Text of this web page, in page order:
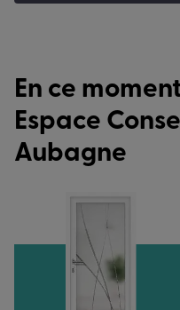
En ce
Espace
Aubagne